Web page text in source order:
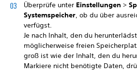
Überprüfe unter Einstellungen >
Systemspeicher, ob du über
verfügst.
Je nach Inhalt, den du
möglicherweise freien
groß ist wie der Inhalt, den du
Markiere nicht benötigte Daten,